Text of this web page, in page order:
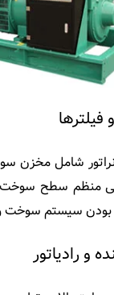
شامل مخزن
منظم سطح سوخت،
بودن سیستم
و رادیاتور